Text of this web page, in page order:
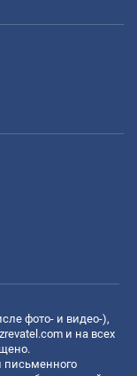
фото- и видео-),
и на всех
письменного